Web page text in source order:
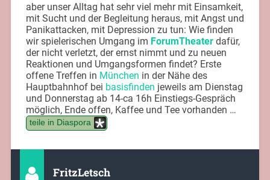
aber unser Alltag hat sehr viel mehr mit Einsamkeit,
mit Sucht und der Begleitung heraus, mit Angst und
Panikattacken, mit Depression zu tun: Wie finden
wir spielerischen Umgang im ForumTheaterdafür,
der nicht verletzt, der ernst nimmt und zu neuen
Reaktionen und Umgangsformen findet? Erste
offene Treffen in München in der Nähe des
Hauptbahnhof bei basisfinden jeweils am Dienstag
und Donnerstag ab 14-ca 16h Einstiegs-Gespräch
möglich, Ende offen, Kaffee und Tee vorhanden …
teile in Diaspora
FritzLetsch